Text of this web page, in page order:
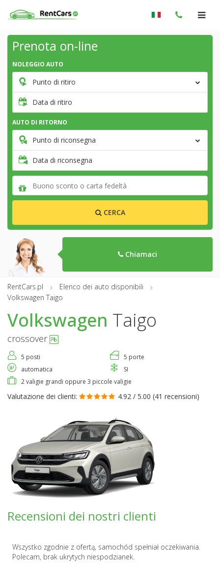
Prenota on-line
NOLEGGIO AUTO
Punto di ritiro
Data di ritiro
AUTO DI RITORNO
Punto di riconsegna
Data di riconsegna
CERCA
Chiamaci
RentCars.pl
Elenco dei auto disponibili
Volkswagen Taigo
Volkswagen Taigo
crossover
5 posti
5 porte
automatica
SI
2 valigie grandi oppure 3 piccole valigie
Valutazione dei clienti: 4.92 / 5.00 (41 recensioni)
Recensioni dei nostri clienti
Wszystko zgodnie z ofertą, samochód spełniał oczekiwania.
Polecam, brak ukrytych niespodzianek.